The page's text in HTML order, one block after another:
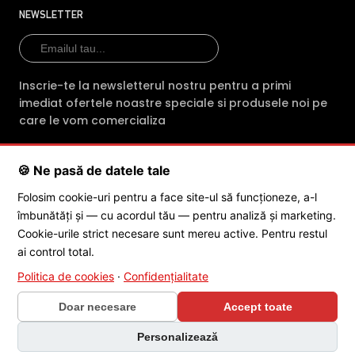
profesionalism fiecare comanda. Indiferent
de produsul achizitionat, clientii primesc din
partea magazinului online intre 2 si 3 ani
E-Camere.ro ofera si consultanta tehnica
echipamentelor cumparate
Echipa de profesionisti ai magazinului E-
camere.ro asigura in sprijinul cetatenilor
servicii dedicate dezvoltarii si comercializarii
de camere de supraveghere profesionale,
adresandu-se in special directorilor de
companii si antreprenorilor, dar si institutiilor
de stat, care urmaresc buna conduita
NEWSLETTER
Inscrie-te la newsletterul nostru pentru a primi
imediat ofertele noastre speciale si produsele noi pe
care le vom comercializa
SC POLITES ONLINE SRL· CUI: RO34846331· Reg. Com.:
J2015001227161
· Capital social: 200 RON · Sediu: Str. Petrache
Poenaru, Nr. 1, Craiova, Jud. Dolj ·Contactează-ne·Service produs
© 2026 SC POLITES ONLINE SRL
🍪 Ne pasă de datele tale
Folosim cookie-uri pentru a face site-ul să funcționeze, a-l
îmbunătăți și — cu acordul tău — pentru analiză și marketing.
Cookie-urile strict necesare sunt mereu active. Pentru restul
ai control total.
Politica de cookies · Confidențialitate
Doar necesare
Personalizează
Accept toate